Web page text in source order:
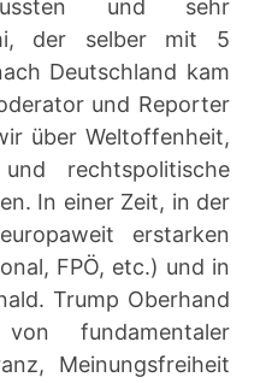
und sehr
der selber mit 5
Deutschland kam
und Reporter
über Weltoffenheit,
rechtspolitische
In einer Zeit, in der
erstarken
FPÖ, etc.) und in
Trump Oberhand
fundamentaler
Meinungsfreiheit